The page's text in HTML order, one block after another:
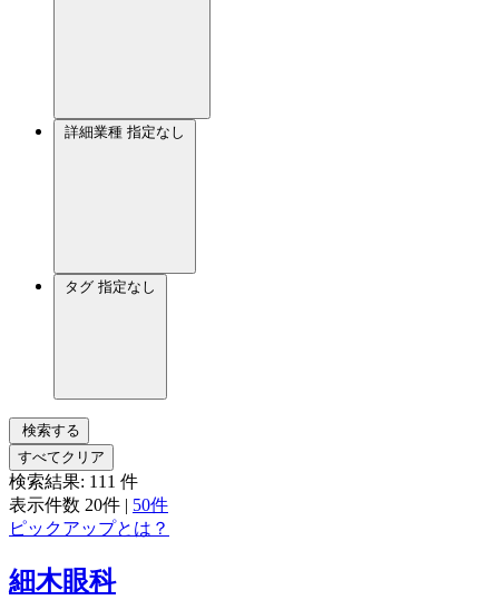
詳細業種 指定なし
タグ 指定なし
検索する
すべてクリア
検索結果: 111 件
表示件数 20件 | 50件
ピックアップとは？
細木眼科